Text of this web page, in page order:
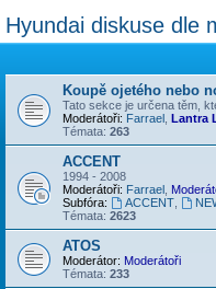
Hyundai diskuse dle
Koupě ojetého nebo
Tato sekce je určena těm,
Moderátoři: Farrael Lantra
Témata: 263
ACCENT
1994 - 2008
Moderátoři: Farrael
Subfóra:
ACCENT,
Témata: 2623
ATOS
Moderátor: Moderátoři
Témata: 233